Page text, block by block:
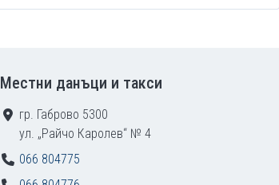
Местни данъци и такси
гр. Габрово 5300
ул. „Райчо Каролев“ № 4
066 804775